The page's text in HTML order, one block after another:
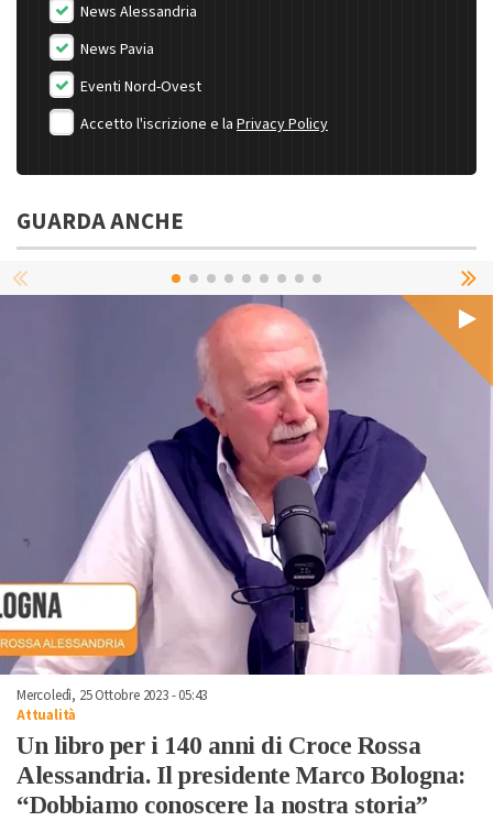
News Alessandria
News Pavia
Eventi Nord-Ovest
Accetto l'iscrizione e la Privacy Policy
GUARDA ANCHE
Mercoledì, 25 Ottobre 2023 - 05:43
Attualità
Un libro per i 140 anni di Croce Rossa
Alessandria. Il presidente Marco Bologna:
“Dobbiamo conoscere la nostra storia”